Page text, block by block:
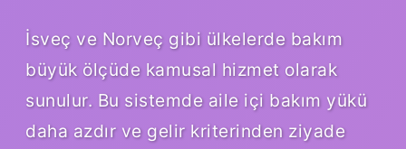
İsveç ve Norveç gibi ülkelerde bakım
büyük ölçüde kamusal hizmet olarak
sunulur. Bu sistemde aile içi bakım yükü
daha azdır ve gelir kriterinden ziyade